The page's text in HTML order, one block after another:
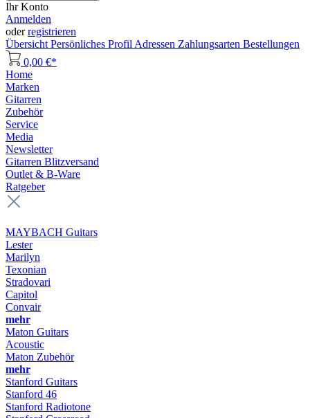
Ihr Konto
Anmelden
oderregistrieren
Übersicht Persönliches Profil Adressen Zahlungsarten Bestellungen
0,00 €*
Home
Marken
Gitarren
Zubehör
Service
Media
Newsletter
Gitarren Blitzversand
Outlet & B-Ware
Ratgeber
MAYBACH Guitars
Lester
Marilyn
Texonian
Stradovari
Capitol
Convair
mehr
Maton Guitars
Acoustic
Maton Zubehör
mehr
Stanford Guitars
Stanford 46
Stanford Radiotone